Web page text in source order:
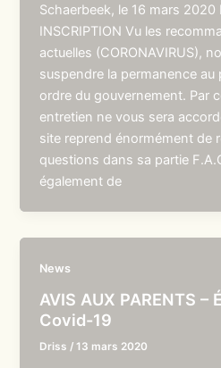
Schaerbeek, le 16 mars 2020
INSCRIPTION Vu les
actuelles (CORONAVIRUS),
suspendre la permanence au
ordre du gouvernement. Par
entretien ne vous sera
site reprend énormément de
questions dans sa partie
également de
News
AVIS AUX PARENTS –
Covid-19
Driss /13 mars 2020